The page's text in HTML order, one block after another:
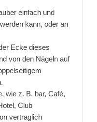
einfach und
kann, oder an
Ecke dieses
von den Nägeln auf
wie z. B. bar, Café,
Club
vertraglich